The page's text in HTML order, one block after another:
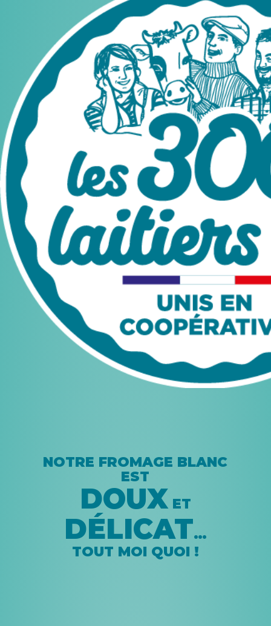
NOTRE FROMAGE BLANC
EST
DOUXET
DÉLICAT…
TOUT MOI QUOI !